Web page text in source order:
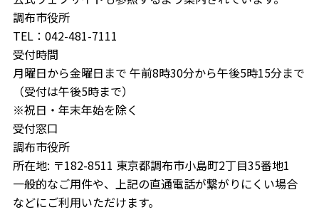
調布市役所
TEL：042-481-7111
受付時間
月曜日から金曜日まで 午前8時30分から午後5時15分まで
（受付は午後5時まで）
※祝日・年末年始を除く
受付窓口
調布市役所
所在地: 〒182-8511 東京都調布市小島町2丁目35番地1
一般的なご用件や、上記の直通電話が繋がりにくい場合
などにご利用いただけます。